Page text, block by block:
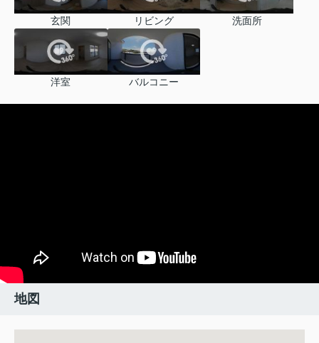
玄関 リビング 洗面所
洋室 バルコニー
地図